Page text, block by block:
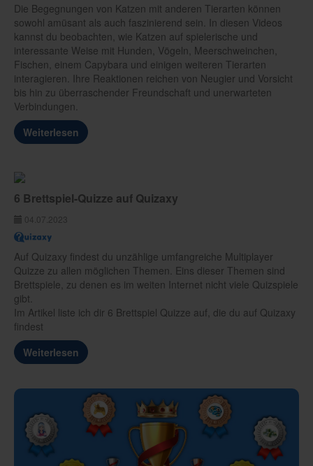
Die Begegnungen von Katzen mit anderen Tierarten können
sowohl amüsant als auch faszinierend sein. In diesen Videos
kannst du beobachten, wie Katzen auf spielerische und
interessante Weise mit Hunden, Vögeln, Meerschweinchen,
Fischen, einem Capybara und einigen weiteren Tierarten
interagieren. Ihre Reaktionen reichen von Neugier und Vorsicht
bis hin zu überraschender Freundschaft und unerwarteten
Verbindungen.
Weiterlesen
6 Brettspiel-Quizze auf Quizaxy
04.07.2023
Auf Quizaxy findest du unzählige umfangreiche Multiplayer
Quizze zu allen möglichen Themen. Eins dieser Themen sind
Brettspiele, zu denen es im weiten Internet nicht viele Quizspiele
gibt.
Im Artikel liste ich dir 6 Brettspiel Quizze auf, die du auf Quizaxy
findest
Weiterlesen